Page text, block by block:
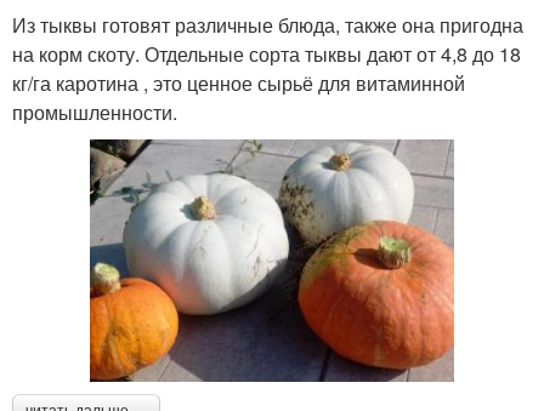
Из тыквы готовят различные блюда, также она пригодна
на корм скоту. Отдельные сорта тыквы дают от 4,8 до 18
кг/га каротина , это ценное сырьё для витаминной
промышленности.